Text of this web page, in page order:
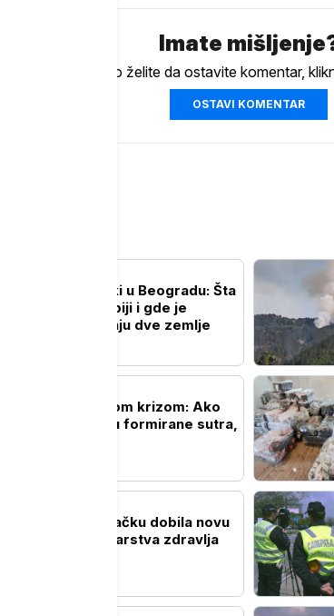
Imate
Ukoliko želite da ostavite komentar,
OSTAVI KOMENTAR
Volodimir Zelenski u Beogradu: Šta
donosi poseta Srbiji i gde je
prostor za saradnju dve zemlje
Priština pred novom krizom: Ako
institucije ne budu formirane sutra,
Opšta bolnica u Čačku dobila novu
opremu od Ministarstva zdravlja